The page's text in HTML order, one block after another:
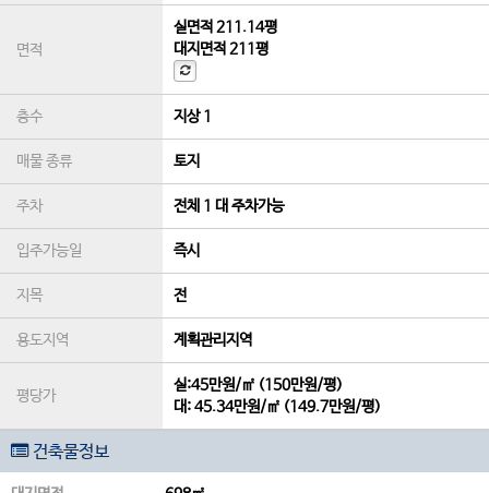
면적
실면적211.14평
대지면적211평
층수 지상 1
매물 종류 토지
주차 전체 1 대 주차가능
입주가능일 즉시
지목 전
용도지역 계획관리지역
평당가
실:45만원/㎡ (150만원/평)
대:45.34만원/㎡ (149.7만원/평)
건축물정보